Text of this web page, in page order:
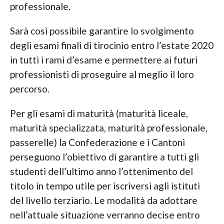
professionale.
Sarà così possibile garantire lo svolgimento
degli esami finali di tirocinio entro l’estate 2020
in tutti i rami d’esame e permettere ai futuri
professionisti di proseguire al meglio il loro
percorso.
Per gli esami di maturità (maturità liceale,
maturità specializzata, maturità professionale,
passerelle) la Confederazione e i Cantoni
perseguono l’obiettivo di garantire a tutti gli
studenti dell’ultimo anno l’ottenimento del
titolo in tempo utile per iscriversi agli istituti
del livello terziario. Le modalità da adottare
nell’attuale situazione verranno decise entro